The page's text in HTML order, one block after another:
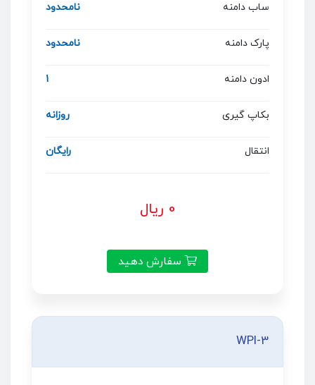
نامحدود ساب دامنه
نامحدود پارک دامنه
1 ادون دامنه
روزانه بکاپ گیری
رایگان انتقال
0 ریال
سفارش دهید
WPI-3